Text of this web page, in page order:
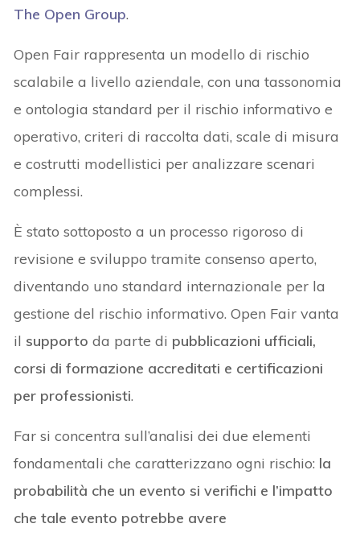
The Open Group.
Open Fair rappresenta un modello di rischio
scalabile a livello aziendale, con una tassonomia
e ontologia standard per il rischio informativo e
operativo, criteri di raccolta dati, scale di misura
e costrutti modellistici per analizzare scenari
complessi.
È stato sottoposto a un processo rigoroso di
revisione e sviluppo tramite consenso aperto,
diventando uno standard internazionale per la
gestione del rischio informativo. Open Fair vanta
il supporto da parte di pubblicazioni ufficiali,
corsi di formazione accreditati e certificazioni
per professionisti.
Far si concentra sull’analisi dei due elementi
fondamentali che caratterizzano ogni rischio: la
probabilità che un evento si verifichi e l’impatto
che tale evento potrebbe avere